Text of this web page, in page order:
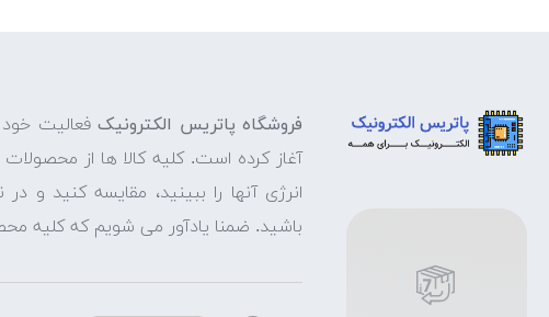
فروشگاه پاتریس الکترونیکفعالیت خود
آغاز کرده است. کلیه کالا ها از
انرژی آنها را ببینید، مقایسه کنید و
باشید. ضمنا یادآور می شویم که کلیه